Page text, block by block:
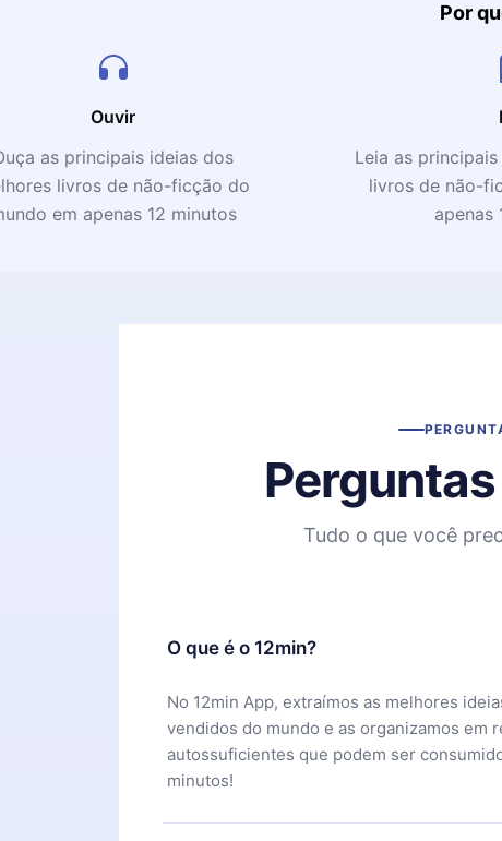
Por
Ouvir
as principais ideias dos
livros de não-ficção do
em apenas 12 minutos
Leia as
livros de não-
apenas
Tudo o que você
O que é o 12min?
No 12min App, extraímos as melhores
vendidos do mundo e as organizamos em
autossuficientes que podem ser
minutos!